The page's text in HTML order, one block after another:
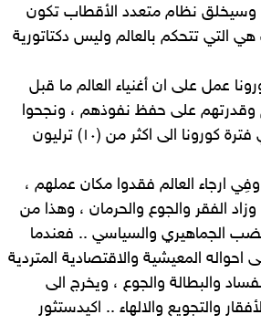
، وسيخلق نظام متعدد الأقطاب تكون
التي تتحكم بالعالم وليس دكتاتورية
عمل على ان أغنياء العالم ما قبل
وقدرتهم على حفظ نفوذهم ، ونجحوا
في تعظيم اموالهم في فترة كورونا الى اكثر من (١٠) ترليون
ارجاء العالم فقدوا مكان عملهم ،
الفقر والجوع والحرمان ، وهذا من
الجماهيري والسياسي .. فعندما
احواله المعيشية والاقتصادية المتردية
والبطالة والجوع ، ويخرج الى
والتجويع والالهاء .. اكيدستثور